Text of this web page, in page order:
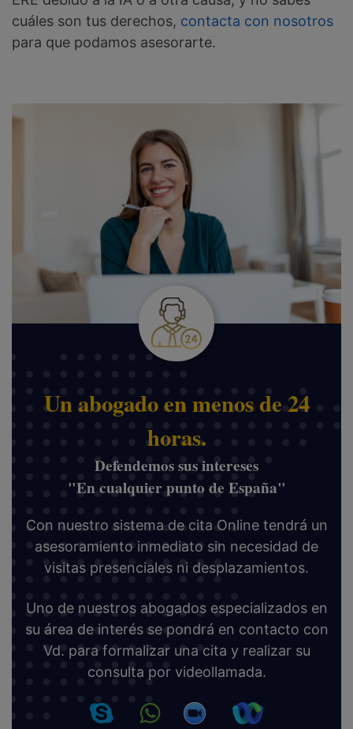
cuáles son tus derechos, contacta con nosotros
para que podamos asesorarte.
Un abogado en menos de 24
horas.
Defendemos sus intereses
"En cualquier punto de España"
Con nuestro sistema de cita Online tendrá un
asesoramiento inmediato sin necesidad de
visitas presenciales ni desplazamientos.
Uno de nuestros abogados especializados en
su área de interés se pondrá en contacto con
Vd. para formalizar una cita y realizar su
consulta por videollamada.